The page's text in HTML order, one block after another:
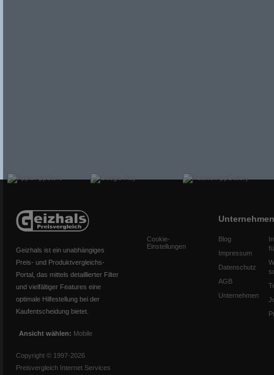
Geizhals ist ein unabhängiges
Preis- und Produktvergleichs-
Portal, das mittels detaillierter Filter
und vielfältiger Features eine
optimale Hilfestellung bei der
Kaufentscheidung bietet.
Ansicht wählen: Mobile
Copyright © 1997-2026
Preisvergleich Internet Services
Cookie-
Einstellungen
Unternehmen
Blog
Impressum
Datenschutz
AGB
Unternehmen